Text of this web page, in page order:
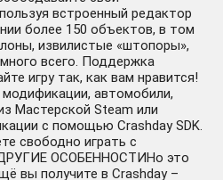
встроенный редактор
более 150 объектов, в том
извилистые «штопоры»,
всего. Поддержка
игру так, как вам нравится!
модификации, автомобили,
Мастерской Steam или
с помощью Crashday SDK.
свободно играть с
ОСОБЕННОСТИНо это
вы получите в Crashday –